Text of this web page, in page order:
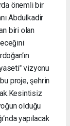
önemli bir
Abdulkadir
biri olan
vizyonu
proje, şehrin
​Kesintisiz
olduğu
yapılacak